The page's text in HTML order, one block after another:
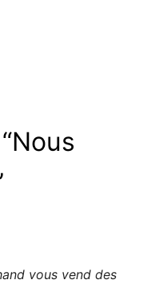
Nous
vous vend des